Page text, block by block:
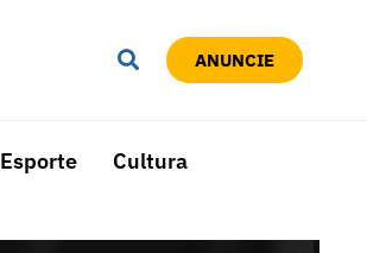
ANUNCIE
Esporte Cultura